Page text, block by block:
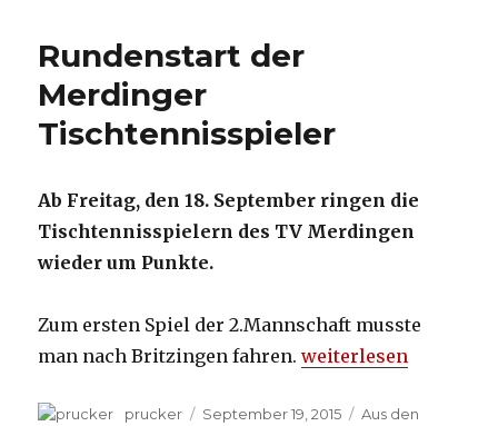
Rundenstart der
Merdinger
Tischtennisspieler
Ab Freitag, den 18. September ringen die
Tischtennisspielern des TV Merdingen
wieder um Punkte.
Zum ersten Spiel der 2.Mannschaft musste
man nach Britzingen fahren.„Rundenstart der
weiterlesen
Autor
prucker
Veröffentlicht
September 19, 2015 Kategorien
Aus den